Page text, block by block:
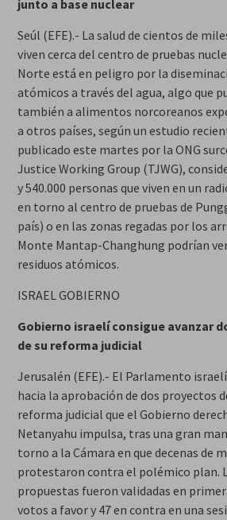
junto a base nuclear
Seúl (EFE).- La salud de cientos de
viven cerca del centro de pruebas
Norte está en peligro por la
atómicos a través del agua, algo que
también a alimentos norcoreanos
a otros países, según un estudio
publicado este martes por la ONG
Justice Working Group (TJWG),
y 540.000 personas que viven en un
en torno al centro de pruebas de
país) o en las zonas regadas por los
Monte Mantap-Changhung podrían
residuos atómicos.
ISRAEL GOBIERNO
Gobierno israelí consigue avanzar
de su reforma judicial
Jerusalén (EFE).- El Parlamento
hacia la aprobación de dos proyectos
reforma judicial que el Gobierno
Netanyahu impulsa, tras una gran
torno a la Cámara en que decenas de
protestaron contra el polémico plan.
propuestas fueron validadas en
votos a favor y 47 en contra en una